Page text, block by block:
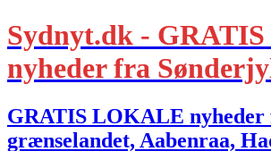
Sydnyt.dk - GRATIS
nyheder fra
GRATIS LOKALE nyheder
grænselandet, Aabenraa,